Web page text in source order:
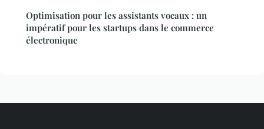
Optimisation pour les assistants vocaux : un
impératif pour les startups dans le commerce
électronique